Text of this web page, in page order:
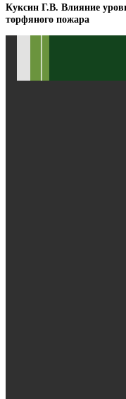
Куксин Г.В. Влияние
торфяного пожара